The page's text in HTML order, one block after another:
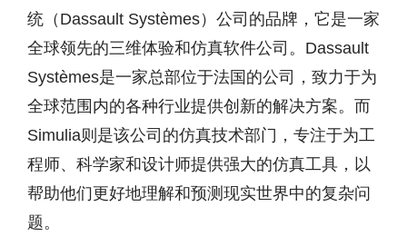
统（Dassault Systèmes）公司的品牌，它是一家
全球领先的三维体验和仿真软件公司。Dassault
Systèmes是一家总部位于法国的公司，致力于为
全球范围内的各种行业提供创新的解决方案。而
Simulia则是该公司的仿真技术部门，专注于为工
程师、科学家和设计师提供强大的仿真工具，以
帮助他们更好地理解和预测现实世界中的复杂问
题。